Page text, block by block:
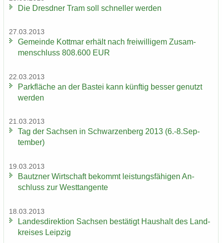
Die Dresd­ner Tram soll schnel­ler wer­den
27.03.2013
Ge­mein­de Kott­mar er­hält nach frei­wil­li­gem Zu­sam­
men­schluss 808.600 EUR
22.03.2013
Park­flä­che an der Bas­tei kann künf­tig bes­ser ge­nutzt
wer­den
21.03.2013
Tag der Sach­sen in Schwar­zen­berg 2013 (6.-8.Sep­
tem­ber)
19.03.2013
Bautz­ner Wirt­schaft be­kommt leis­tungs­fä­hi­gen An­
schluss zur West­tan­gen­te
18.03.2013
Lan­des­di­rek­ti­on Sach­sen be­stä­tigt Haus­halt des Land­
krei­ses Leip­zig